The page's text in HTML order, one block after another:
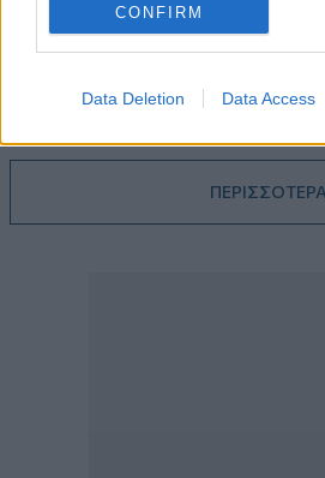
CONFIRM
Data Deletion Data Access
Αντώνης Βουκλαρής - «ΕΡΡΙΚΟΣ
Η νέα εποχή στην εκπαίδευση των
ΠΕΡΙΣΣΟΤΕΡΑ